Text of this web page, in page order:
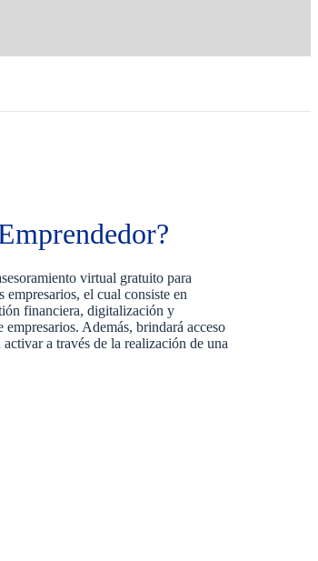
virtual gratuito para
el cual consiste en
financiera, digitalización y
Además, brindará acceso
a través de la realización de una